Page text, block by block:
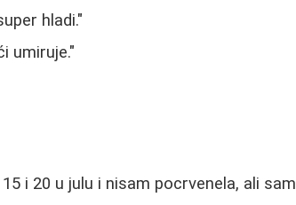
hladi."
umiruje."
i 20 u julu i nisam pocrvenela, ali sam